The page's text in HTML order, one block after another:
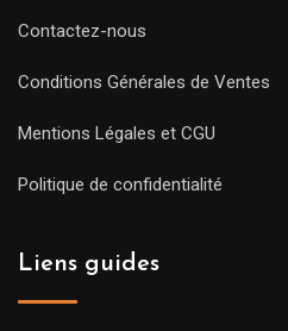
Contactez-nous
Conditions Générales de Ventes
Mentions Légales et CGU
Politique de confidentialité
Liens guides